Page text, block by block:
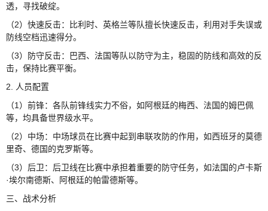
透，寻找破绽。
（2）快速反击：比利时、英格兰等队擅长快速反击，利用对手失误或
防线空档迅速得分。
（3）防守反击：巴西、法国等队以防守为主，稳固的防线和高效的反
击，保持比赛平衡。
2. 人员配置
（1）前锋：各队前锋线实力不俗，如阿根廷的梅西、法国的姆巴佩
等，均具备世界级水平。
（2）中场：中场球员在比赛中起到串联攻防的作用，如西班牙的莫德
里奇、德国的克罗斯等。
（3）后卫：后卫线在比赛中承担着重要的防守任务，如法国的卢卡斯
·埃尔南德斯、阿根廷的帕雷德斯等。
三、战术分析